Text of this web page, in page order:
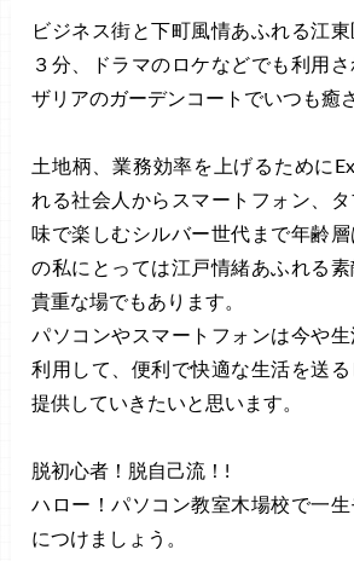
ビジネス街と下町風情あふれる江
３分、ドラマのロケなどでも利用
ザリアのガーデンコートでいつも癒
土地柄、業務効率を上げるために
れる社会人からスマートフォン、
味で楽しむシルバー世代まで年齢
の私にとっては江戸情緒あふれる
貴重な場でもあります。
パソコンやスマートフォンは今や
利用して、便利で快適な生活を送
提供していきたいと思います。
脱初心者！脱自己流！!
ハロー！パソコン教室木場校で一
につけましょう。